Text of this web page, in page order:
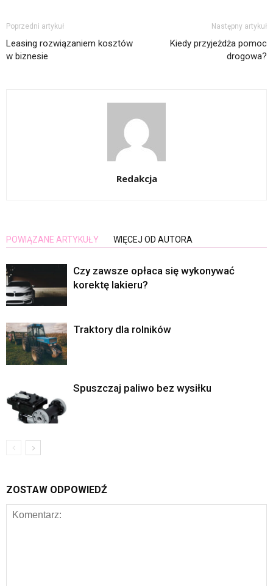
Poprzedni artykuł
Leasing rozwiązaniem kosztów
w biznesie
Następny artykuł
Kiedy przyjeżdża pomoc
drogowa?
Redakcja
POWIĄZANE ARTYKUŁY WIĘCEJ OD AUTORA
Czy zawsze opłaca się wykonywać
korektę lakieru?
Traktory dla rolników
Spuszczaj paliwo bez wysiłku
ZOSTAW ODPOWIEDŹ